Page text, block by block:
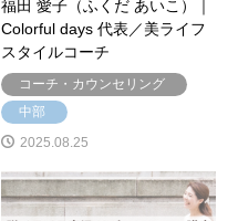
福田 愛子（ふくだ あいこ）｜
Colorful days 代表／美ライフ
スタイルコーチ
コーチ・カウンセリング
中部
2025.08.25